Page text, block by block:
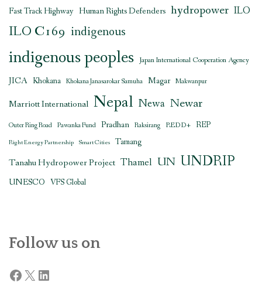
Fast Track Highway Human Rights Defenders hydropower ILO
ILO C169 indigenous
indigenous peoples Japan International Cooperation Agency
JICA Khokana Khokana Janasarokar Samuha Magar Makwanpur
Marriott International Nepal Newa Newar
Outer Ring Road Pawanka Fund Pradhan Raksirang REDD+ REP
Right Energy Partnership Smart Cities Tamang
Tanahu Hydropower Project Thamel UN UNDRIP
UNESCO VFS Global
Follow us on
Facebook
X LinkedIn